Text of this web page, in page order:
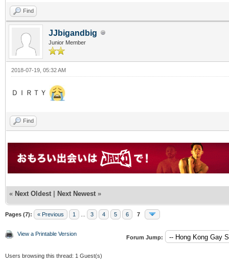
Find
JJbigandbig
Junior Member
2018-07-19, 05:32 AM
ＤＩＲＴＹ
Find
« Next Oldest | Next Newest »
Pages (7): « Previous 1 3 4 5 6 7
View a Printable Version
Forum Jump:
Users browsing this thread: 1 Guest(s)